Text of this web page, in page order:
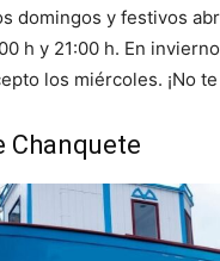
domingos y festivos
h y 21:00 h. En
los miércoles. ¡No
Chanquete